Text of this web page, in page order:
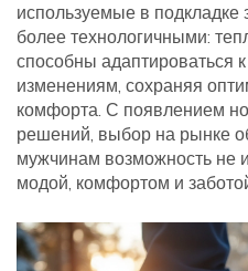
используемые в подкладке
более технологичными:
способны адаптироваться
изменениям, сохраняя
комфорта. С появлением
решений, выбор на рынке
мужчинам возможность не
модой, комфортом и